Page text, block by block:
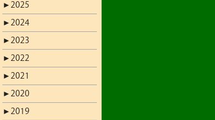
► 2025
► 2024
► 2023
► 2022
► 2021
► 2020
► 2019